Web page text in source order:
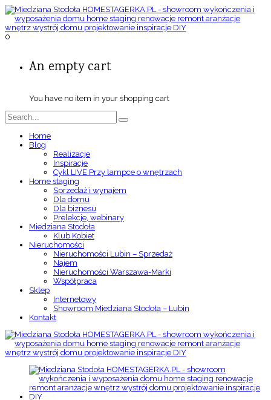
0
An empty cart
You have no item in your shopping cart
Home
Blog
Realizacje
Inspiracje
Cykl LIVE Przy lampce o wnętrzach
Home staging
Sprzedaż i wynajem
Dla domu
Dla biznesu
Prelekcje, webinary
Miedziana Stodoła
Klub Kobiet
Nieruchomości
Nieruchomości Lubin – Sprzedaż
Najem
Nieruchomości Warszawa-Marki
Współpraca
Sklep
Internetowy
Showroom Miedziana Stodoła – Lubin
Kontakt